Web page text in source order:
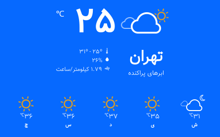
تهران
ابرهای پراکنده
25
℃
31º - 25º
26%
1.79 کیلومتر/ساعت
31
℃
ش
35
℃
ی
37
℃
د
36
℃
س
36
℃
چ